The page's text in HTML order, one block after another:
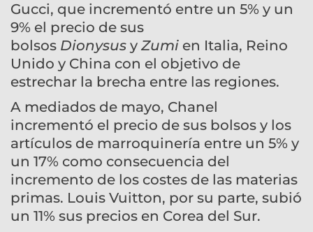
Gucci, que incrementó entre un 5% y un
9% el precio de sus
bolsos Dionysus y Zumi en Italia, Reino
Unido y China con el objetivo de
estrechar la brecha entre las regiones.
A mediados de mayo, Chanel
incrementó el precio de sus bolsos y los
artículos de marroquinería entre un 5% y
un 17% como consecuencia del
incremento de los costes de las materias
primas. Louis Vuitton, por su parte, subió
un 11% sus precios en Corea del Sur.